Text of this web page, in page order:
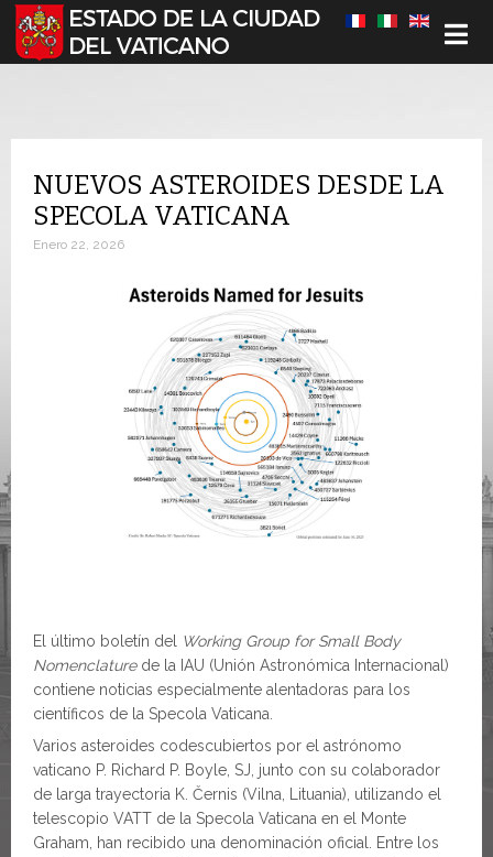
Seleccione su idioma
NUEVOS ASTEROIDES DESDE LA
SPECOLA VATICANA
Enero 22, 2026
El último boletín del Working Group for Small Body
Nomenclaturede la IAU (Unión Astronómica Internacional)
contiene noticias especialmente alentadoras para los
científicos de la Specola Vaticana.
Varios asteroides codescubiertos por el astrónomo
vaticano P. Richard P. Boyle, SJ, junto con su colaborador
de larga trayectoria K. Černis (Vilna, Lituania), utilizando el
telescopio VATT de la Specola Vaticana en el Monte
Graham, han recibido una denominación oficial. Entre los